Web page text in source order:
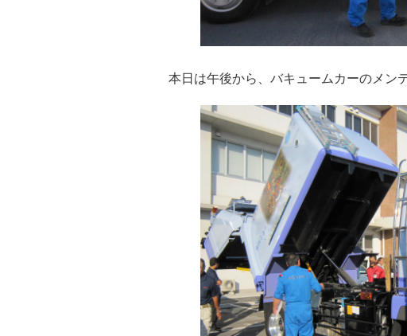
本日は午後から、バキュームカーのメンテナ